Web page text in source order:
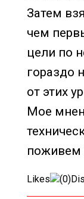
Затем
чем
цели по
гораздо
от этих
Мое
поживем
Likes (0)